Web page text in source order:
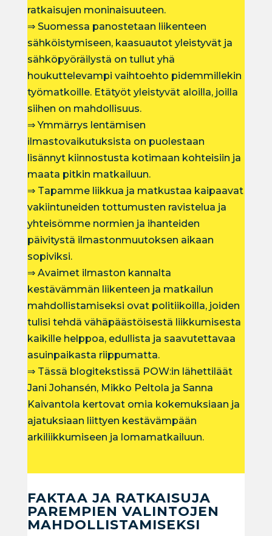
ratkaisujen moninaisuuteen.
⇒ Suomessa panostetaan liikenteen
sähköistymiseen, kaasuautot yleistyvät ja
sähköpyöräilystä on tullut yhä
houkuttelevampi vaihtoehto pidemmillekin
työmatkoille. Etätyöt yleistyvät aloilla, joilla
siihen on mahdollisuus.
⇒ Ymmärrys lentämisen
ilmastovaikutuksista on puolestaan
lisännyt kiinnostusta kotimaan kohteisiin ja
maata pitkin matkailuun.
⇒ Tapamme liikkua ja matkustaa kaipaavat
vakiintuneiden tottumusten ravistelua ja
yhteisömme normien ja ihanteiden
päivitystä ilmastonmuutoksen aikaan
sopiviksi.
⇒ Avaimet ilmaston kannalta
kestävämmän liikenteen ja matkailun
mahdollistamiseksi ovat politiikoilla, joiden
tulisi tehdä vähäpäästöisestä liikkumisesta
kaikille helppoa, edullista ja saavutettavaa
asuinpaikasta riippumatta.
⇒ Tässä blogitekstissä POW:in lähettiläät
Jani Johansén, Mikko Peltola ja Sanna
Kaivantola kertovat omia kokemuksiaan ja
ajatuksiaan liittyen kestävämpään
arkiliikkumiseen ja lomamatkailuun.
FAKTAA JA RATKAISUJA
PAREMPIEN VALINTOJEN
MAHDOLLISTAMISEKSI